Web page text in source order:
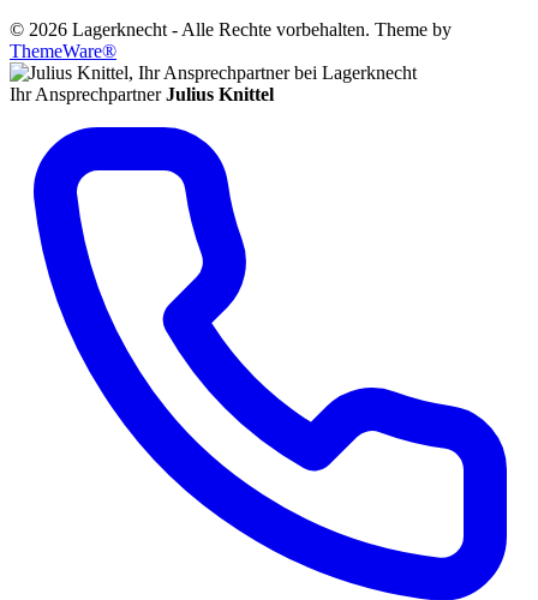
© 2026 Lagerknecht - Alle Rechte vorbehalten. Theme by
ThemeWare®
Ihr Ansprechpartner Julius Knittel